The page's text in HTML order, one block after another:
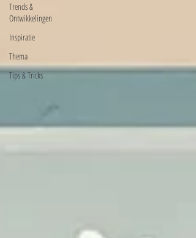
Trends &
Ontwikkelingen
Inspiratie
Thema
Tips & Tricks